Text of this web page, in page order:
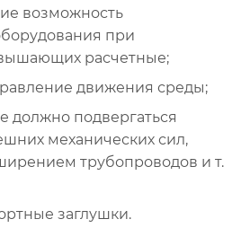
возможность
при
расчетные;
движения среды;
должно подвергаться
механических сил,
трубопроводов и т.
заглушки.